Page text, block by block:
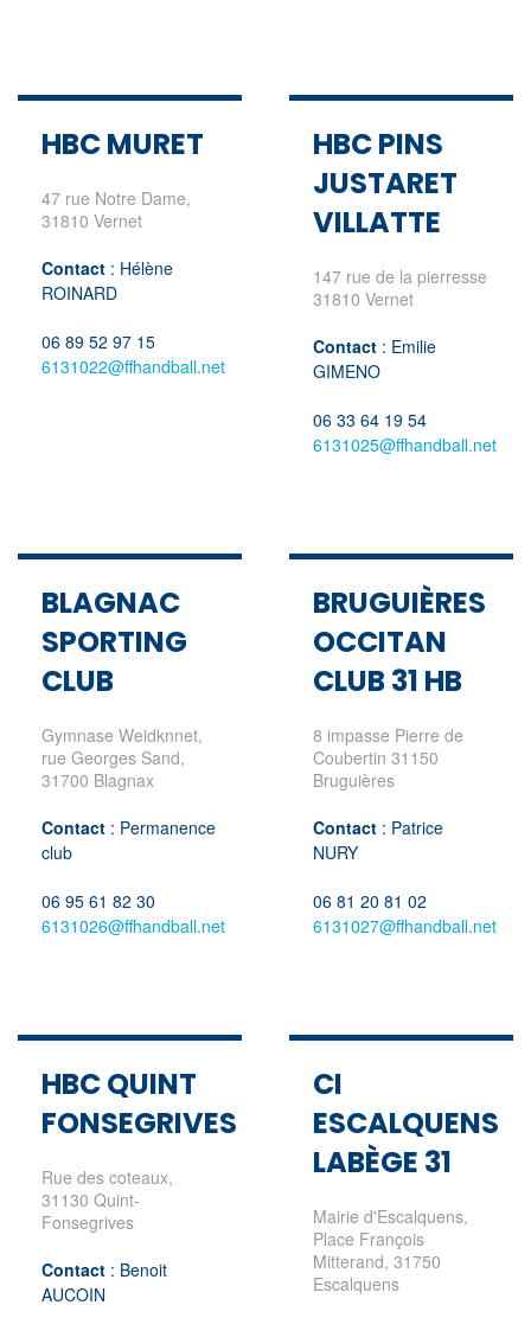
HBC MURET
47 rue Notre Dame,
31810 Vernet
Contact : Hélène
ROINARD
06 89 52 97 15
6131022@ffhandball.net
HBC PINS
JUSTARET
VILLATTE
147 rue de la pierresse
31810 Vernet
Contact : Emilie
GIMENO
06 33 64 19 54
6131025@ffhandball.net
BLAGNAC
SPORTING
CLUB
Gymnase Weidknnet,
rue Georges Sand,
31700 Blagnax
Contact : Permanence
club
06 95 61 82 30
6131026@ffhandball.net
BRUGUIÈRES
OCCITAN
CLUB 31 HB
8 impasse Pierre de
Coubertin 31150
Bruguières
Contact : Patrice
NURY
06 81 20 81 02
6131027@ffhandball.net
HBC QUINT
FONSEGRIVES
Rue des coteaux,
31130 Quint-
Fonsegrives
Contact : Benoit
AUCOIN
CI
ESCALQUENS
LABÈGE 31
Mairie d'Escalquens,
Place François
Mitterand, 31750
Escalquens